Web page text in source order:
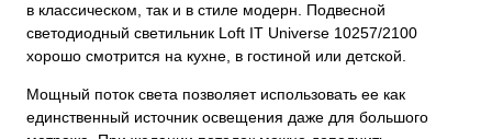
в классическом, так и в стиле модерн. Подвесной
светодиодный светильник Loft IT Universe 10257/2100
хорошо смотрится на кухне, в гостиной или детской.
Мощный поток света позволяет использовать ее как
единственный источник освещения даже для большого